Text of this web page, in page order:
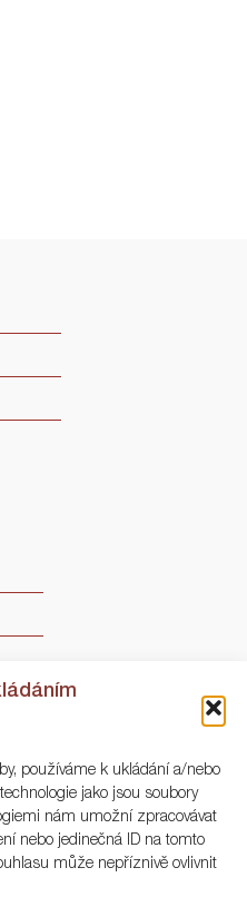
používáme k ukládání a/nebo
jako jsou soubory
nám umožní zpracovávat
nebo jedinečná ID na tomto
může nepříznivě ovlivnit